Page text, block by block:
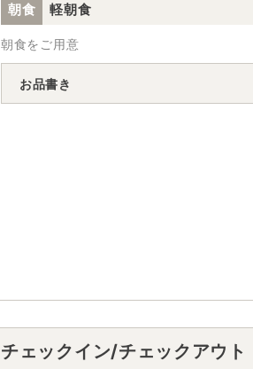
朝食 軽朝食
朝食をご用意
お品書き
チェックイン/チェックアウト